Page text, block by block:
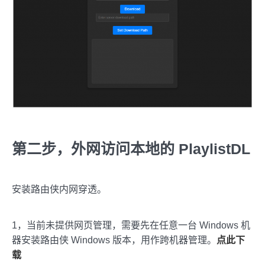
第二步，外网访问本地的 PlaylistDL
安装路由侠内网穿透。
1，当前未提供网页管理，需要先在任意一台 Windows 机
器安装路由侠 Windows 版本，用作跨机器管理。
点此下
载